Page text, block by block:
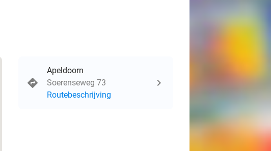
Apeldoorn
Soerenseweg 73
Routebeschrijving